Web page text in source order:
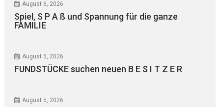
August 6, 2026
Spiel, S P A ß und Spannung für die ganze
FAMILIE
August 5, 2026
FUNDSTÜCKE suchen neuen B E S I T Z E R
August 5, 2026